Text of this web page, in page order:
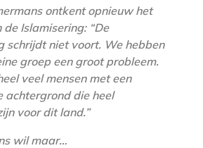
ontkent opnieuw het
Islamisering: “De
schrijdt niet voort. We hebben
groep een groot probleem.
veel mensen met een
achtergrond die heel
voor dit land.”
wil maar…